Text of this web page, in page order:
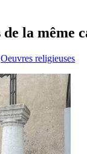
la même
Oeuvres religieuses